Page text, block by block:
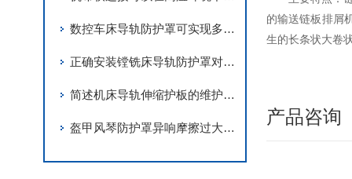
数控车床导轨防护罩可实现多种功能
正确安装镗铣床导轨防护罩对保证工作人员的安全至关重要
简述机床导轨伸缩护板的维护保养要点
盔甲风琴防护罩异响摩擦过大调试与故障处理
的输送链板排屑
生的长条状大卷
产品咨询